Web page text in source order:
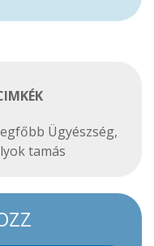
Ügyészség,
tamás